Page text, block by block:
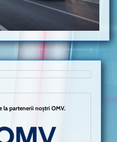
la partenerii noștri OMV.